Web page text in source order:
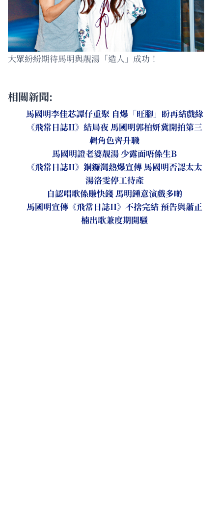
大眾紛紛期待馬明與靚湯「造人」成功！
相關新聞:
馬國明李佳芯譚仔重聚 自爆「旺腳」盼再結戲緣
《飛常日誌II》結局夜 馬國明郭柏妍冀開拍第三
輯角色齊升職
馬國明證老婆靚湯 少露面唔係生B
《飛常日誌II》銅鑼灣熱爆宣傳 馬國明否認太太
湯洛雯停工待產
自認唱歌係賺快錢 馬明鍾意演戲多啲
馬國明宣傳《飛常日誌II》不捨完結 預告與蕭正
楠出歌兼度期開騷